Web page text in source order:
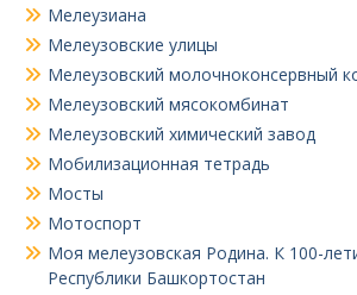
Мелеузиана
Мелеузовские улицы
Мелеузовский молочноконсервный
Мелеузовский мясокомбинат
Мелеузовский химический завод
Мобилизационная тетрадь
Мосты
Мотоспорт
Моя мелеузовская Родина. К 100-
Республики Башкортостан